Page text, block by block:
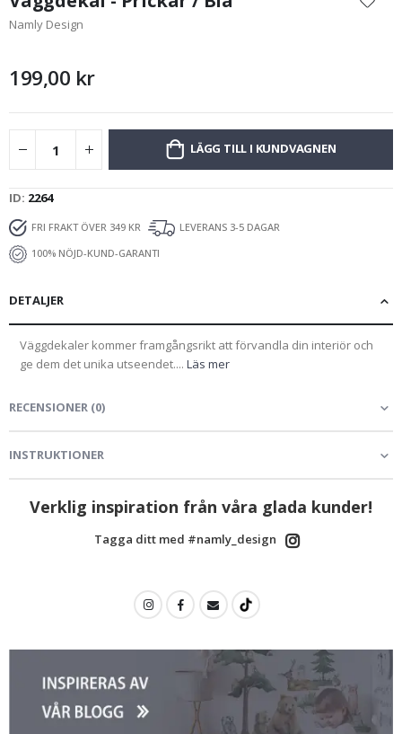
början
av
Namly Design
199,00 kr
LÄGG TILL I KUNDVAGNEN
ID 2264
FRI FRAKT ÖVER 349 KR
LEVERANS 3-5 DAGAR
100% NÖJD-KUND-GARANTI
DETALJER
Väggdekaler kommer framgångsrikt att förvandla din interiör och
ge dem det unika utseendet.... Läs mer
RECENSIONER (0)
INSTRUKTIONER
Verklig inspiration från våra glada kunder!
Tagga ditt med #namly_design